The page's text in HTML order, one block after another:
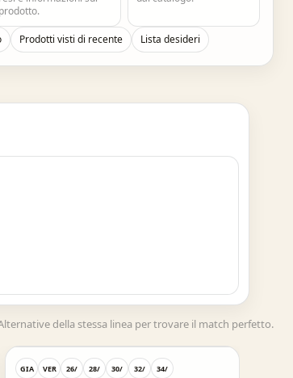
prodotto.
Prodotti visti di recente Lista desideri
della stessa linea per trovare il match perfetto.
GIA VER 26/ 28/ 30/ 32/ 34/